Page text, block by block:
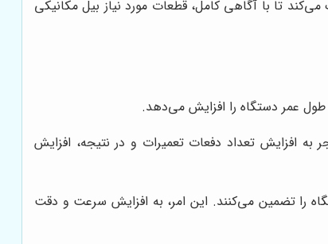
تا با آگاهی کامل، قطعات مورد نیاز بیل مکانیکی
طول عمر دستگاه را افزایش می‌دهد.
افزایش تعداد دفعات تعمیرات و در نتیجه، افزایش
را تضمین می‌کنند. این امر، به افزایش سرعت و دقت